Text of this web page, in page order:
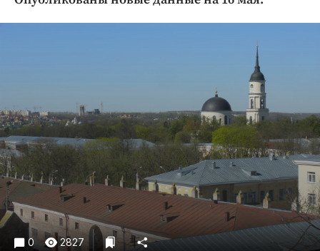
Погода
Праздники
Происшествия
Спорт
Экономика и бизнес
ПРОЕКТЫ
0 2827